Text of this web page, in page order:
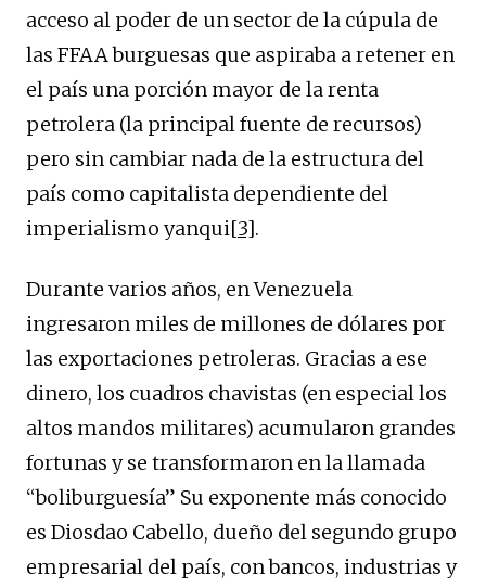
acceso al poder de un sector de la cúpula de
las FFAA burguesas que aspiraba a retener en
el país una porción mayor de la renta
petrolera (la principal fuente de recursos)
pero sin cambiar nada de la estructura del
país como capitalista dependiente del
imperialismo yanqui[3].
Durante varios años, en Venezuela
ingresaron miles de millones de dólares por
las exportaciones petroleras. Gracias a ese
dinero, los cuadros chavistas (en especial los
altos mandos militares) acumularon grandes
fortunas y se transformaron en la llamada
“boliburguesía” Su exponente más conocido
es Diosdao Cabello, dueño del segundo grupo
empresarial del país, con bancos, industrias y